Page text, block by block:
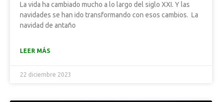
La vida ha cambiado mucho a lo largo del siglo XXI. Y las
navidades se han ido transformando con esos cambios. La
navidad de antaño
LEER MÁS
22 diciembre 2023